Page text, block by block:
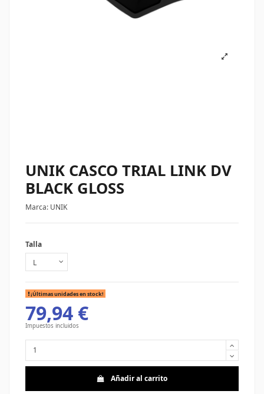
UNIK CASCO TRIAL LINK DV
BLACK GLOSS
Marca: UNIK
Talla
¡Últimas unidades en stock!
79,94 €
Impuestos incluidos
Añadir al carrito